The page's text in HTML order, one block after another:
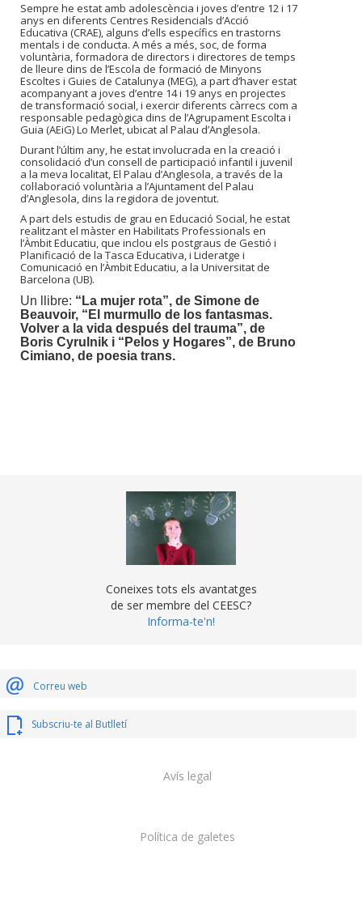
Sempre he estat amb adolescència i joves d’entre 12 i 17
anys en diferents Centres Residencials d’Acció
Educativa (CRAE), alguns d’ells específics en trastorns
mentals i de conducta. A més a més, soc, de forma
voluntària, formadora de directors i directores de temps
de lleure dins de l’Escola de formació de Minyons
Escoltes i Guies de Catalunya (MEG), a part d’haver estat
acompanyant a joves d’entre 14 i 19 anys en projectes
de transformació social, i exercir diferents càrrecs com a
responsable pedagògica dins de l’Agrupament Escolta i
Guia (AEiG) Lo Merlet, ubicat al Palau d’Anglesola.
Durant l’últim any, he estat involucrada en la creació i
consolidació d’un consell de participació infantil i juvenil
a la meva localitat, El Palau d’Anglesola, a través de la
col·laboració voluntària a l’Ajuntament del Palau
d’Anglesola, dins la regidora de joventut.
A part dels estudis de grau en Educació Social, he estat
realitzant el màster en Habilitats Professionals en
l’Àmbit Educatiu, que inclou els postgraus de Gestió i
Planificació de la Tasca Educativa, i Lideratge i
Comunicació en l’Àmbit Educatiu, a la Universitat de
Barcelona (UB).
Un llibre: “La mujer rota”, de Simone de
Beauvoir, “El murmullo de los fantasmas.
Volver a la vida después del trauma”, de
Boris Cyrulnik i “Pelos y Hogares”, de Bruno
Cimiano, de poesia trans.
Coneixes tots els avantatges
de ser membre del CEESC?
Informa-te'n!
Correu web
Subscriu-te al Butlletí
Política de galetes
Avís legal